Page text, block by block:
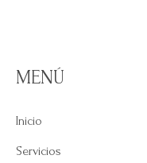
MENÚ
Inicio
Servicios